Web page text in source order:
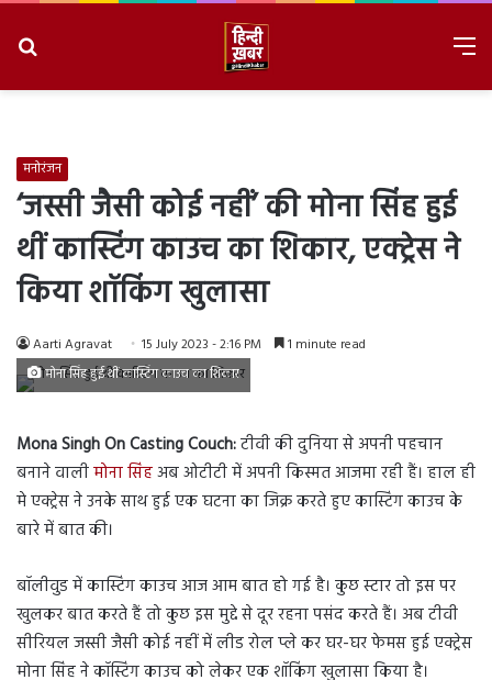
मनोरंजन
‘जस्सी जैसी कोई नहीं’ की मोना सिंह हुई
थीं कास्टिंग काउच का शिकार, एक्ट्रेस ने
किया शॉकिंग खुलासा
Aarti Agravat 15 July 2023 - 2:16 PM 1 minute read
मोना सिंह हुई थीं कास्टिंग काउच का शिकार
Mona Singh On Casting Couch:टीवी की दुनिया से अपनी पहचान
बनाने वालीमोना सिंहअब ओटीटी में अपनी किस्मत आजमा रही हैं। हाल ही
मे एक्ट्रेस ने उनके साथ हुई एक घटना का जिक्र करते हुए कास्टिंग काउच के
बारे में बात की।
बॉलीवुड में कास्टिंग काउच आज आम बात हो गई है। कुछ स्टार तो इस पर
खुलकर बात करते हैं तो कुछ इस मुद्दे से दूर रहना पसंद करते हैं। अब टीवी
सीरियल जस्सी जैसी कोई नहीं में लीड रोल प्ले कर घर-घर फेमस हुई एक्ट्रेस
मोना सिंह ने कॉस्टिंग काउच को लेकर एक शॉकिंग खुलासा किया है।